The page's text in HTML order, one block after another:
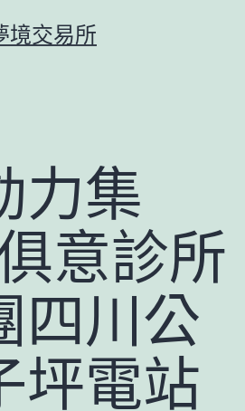
境交易所
力集
意診所
四川公
坪電站